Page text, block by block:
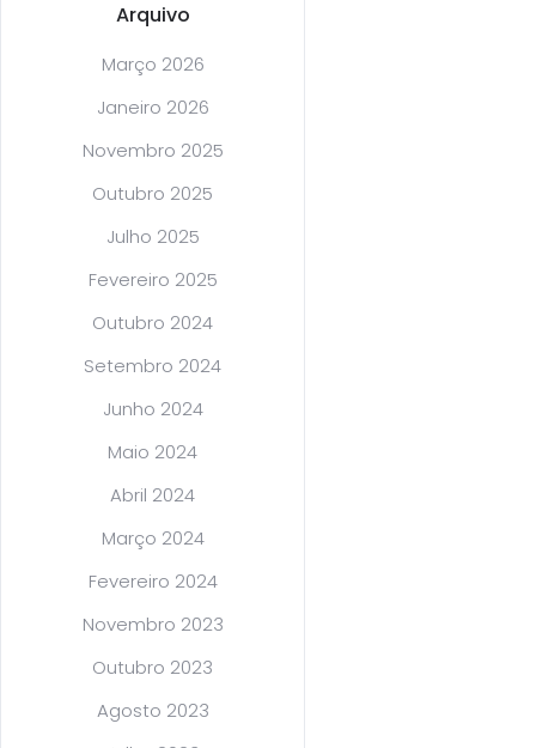
Arquivo
Março 2026
Janeiro 2026
Novembro 2025
Outubro 2025
Julho 2025
Fevereiro 2025
Outubro 2024
Setembro 2024
Junho 2024
Maio 2024
Abril 2024
Março 2024
Fevereiro 2024
Novembro 2023
Outubro 2023
Agosto 2023